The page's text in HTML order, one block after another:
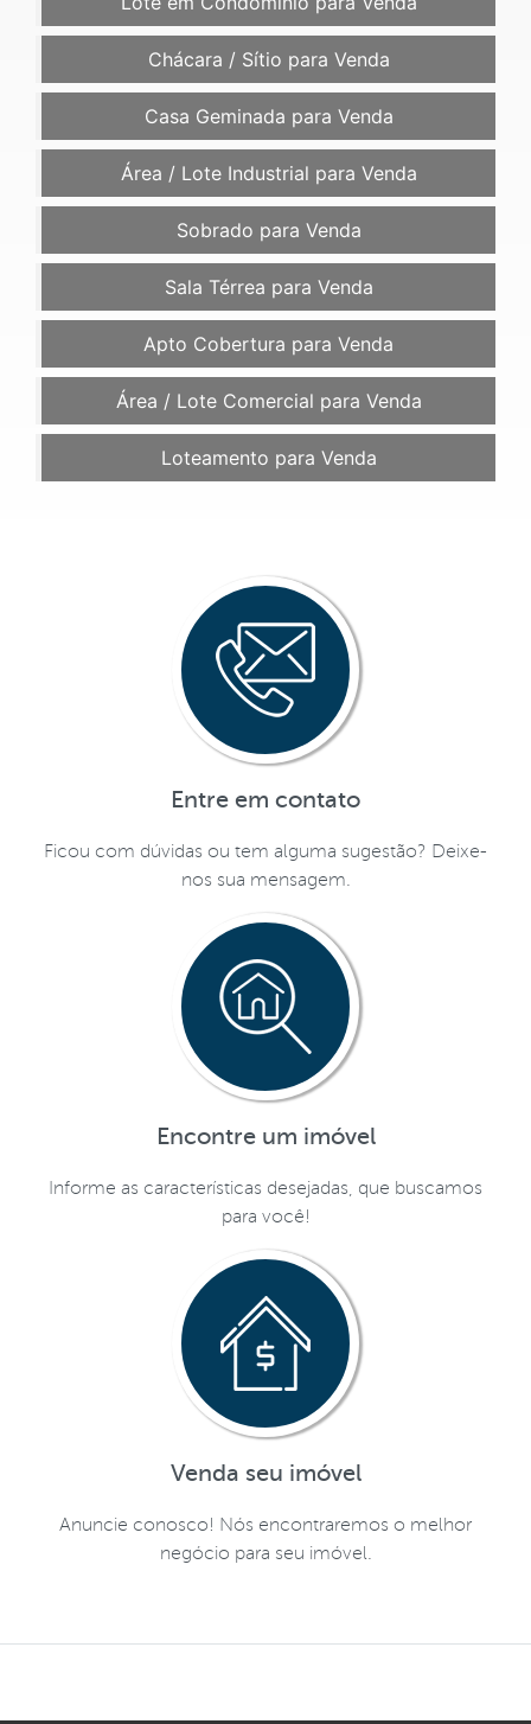
Chácara / Sítio para Venda
Casa Geminada para Venda
Área / Lote Industrial para Venda
Sobrado para Venda
Sala Térrea para Venda
Apto Cobertura para Venda
Área / Lote Comercial para Venda
Loteamento para Venda
Entre em contato
Ficou com dúvidas ou tem alguma sugestão? Deixe-
nos sua mensagem.
Encontre um imóvel
Informe as características desejadas, que buscamos
para você!
Venda seu imóvel
Anuncie conosco! Nós encontraremos o melhor
negócio para seu imóvel.